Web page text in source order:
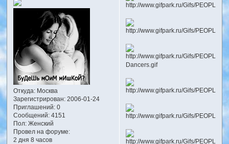
Откуда:Москва
Зарегистрирован: 2006-01-24
Приглашений:0
Сообщений:4151
Пол:Женский
Провел на форуме:
2 дня 8 часов